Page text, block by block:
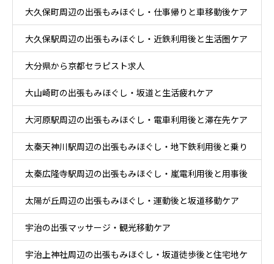
大久保町周辺の出張もみほぐし・仕事帰りと車移動後ケア
大久保駅周辺の出張もみほぐし・近鉄利用後と生活圏ケア
大分県から京都セラピスト求人
大山崎町の出張もみほぐし・坂道と生活疲れケア
大河原駅周辺の出張もみほぐし・電車利用後と滞在先ケア
太秦天神川駅周辺の出張もみほぐし・地下鉄利用後と乗り
換え後ケア
太秦広隆寺駅周辺の出張もみほぐし・嵐電利用後と用事後
ケア
太陽が丘周辺の出張もみほぐし・運動後と坂道移動ケア
宇治の出張マッサージ・観光移動ケア
宇治上神社周辺の出張もみほぐし・坂道徒歩後と住宅地ケ